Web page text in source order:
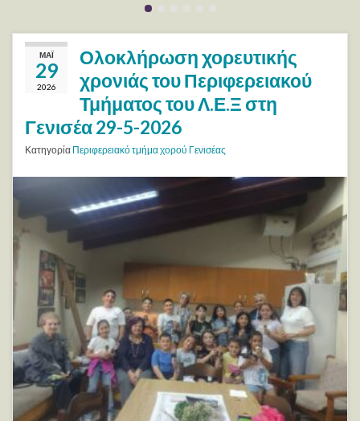
ΜΆΙ
29
2026
Ολοκλήρωση χορευτικής
χρονιάς του Περιφερειακού
Τμήματος του Λ.Ε.Ξ στη
Γενισέα 29-5-2026
Κατηγορία Περιφερειακό τμήμα χορού Γενισέας